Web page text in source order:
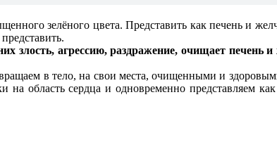
зелёного цвета. Представить как печень и
агрессию, раздражение, очищает печень
в тело, на свои места, очищенными и
область сердца и одновременно представляем как